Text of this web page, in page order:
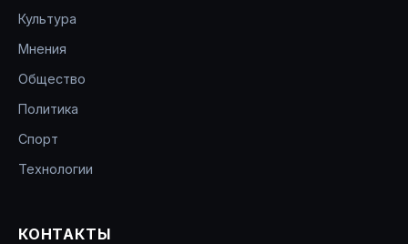
Культура
Мнения
Общество
Политика
Спорт
Технологии
КОНТАКТЫ